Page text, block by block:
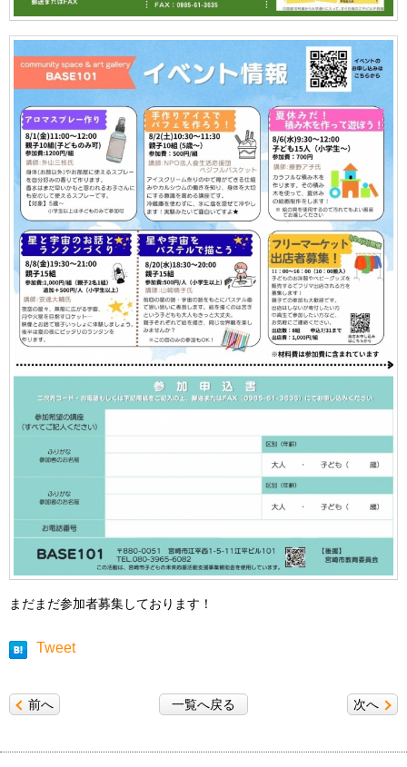
まだまだ参加者募集しております！
Tweet
次へ
前へ 一覧へ戻る